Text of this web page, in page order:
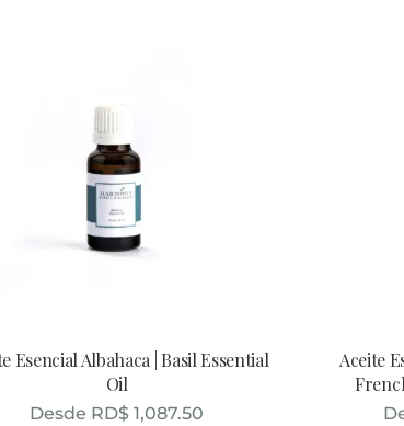
Esencial Albahaca | Basil Essential
Oil
Desde RD$ 1,087.50
Aceite